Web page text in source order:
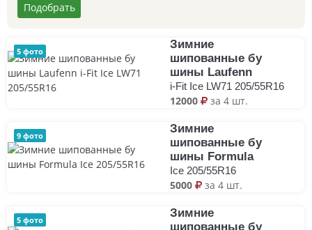
Подобрать
5 фото
Зимние
шипованные бу
шины Laufenn
i-Fit Ice LW71 205/55R16
12000 за 4 шт.
9 фото
Зимние
шипованные бу
шины Formula
Ice 205/55R16
5000 за 4 шт.
5 фото
Зимние
шипованные бу